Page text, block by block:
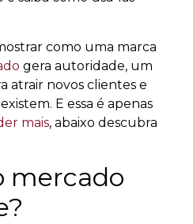
como uma marca
gera autoridade, um
atrair novos clientes e
E essa é apenas
mais, abaixo descubra
mercado